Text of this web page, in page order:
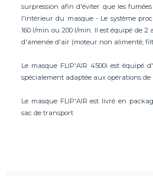
surpression afin d'éviter que les
l'intérieur du masque - Le système
160 l/min ou 200 l/min. Il est équipé de
d'amenée d'air (moteur non alimenté,
Le masque FLIP'AIR 4500i est équipé
spécialement adaptée aux opérations de
Le masque FLIP'AIR est livré en
sac de transport